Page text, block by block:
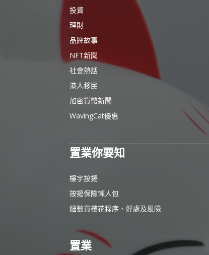
投資
理財
品牌故事
NFT新聞
社會熱話
港人移民
加密貨幣新聞
WavingCat優惠
置業你要知
樓宇按揭
按揭保險懶人包
細數買樓花程序、好處及風險
置業